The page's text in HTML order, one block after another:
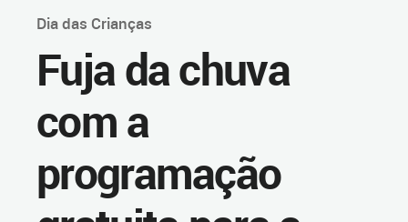
Dia das Crianças
Fuja da chuva
com a
programação